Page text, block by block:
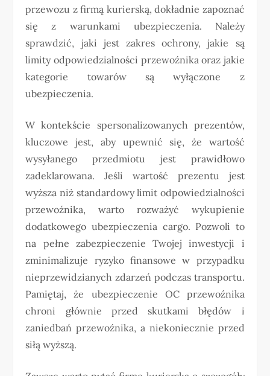
przewozu z firmą kurierską, dokładnie zapoznać
się z warunkami ubezpieczenia. Należy
sprawdzić, jaki jest zakres ochrony, jakie są
limity odpowiedzialności przewoźnika oraz jakie
kategorie towarów są wyłączone z
ubezpieczenia.
W kontekście spersonalizowanych prezentów,
kluczowe jest, aby upewnić się, że wartość
wysyłanego przedmiotu jest prawidłowo
zadeklarowana. Jeśli wartość prezentu jest
wyższa niż standardowy limit odpowiedzialności
przewoźnika, warto rozważyć wykupienie
dodatkowego ubezpieczenia cargo. Pozwoli to
na pełne zabezpieczenie Twojej inwestycji i
zminimalizuje ryzyko finansowe w przypadku
nieprzewidzianych zdarzeń podczas transportu.
Pamiętaj, że ubezpieczenie OC przewoźnika
chroni głównie przed skutkami błędów i
zaniedbań przewoźnika, a niekoniecznie przed
siłą wyższą.